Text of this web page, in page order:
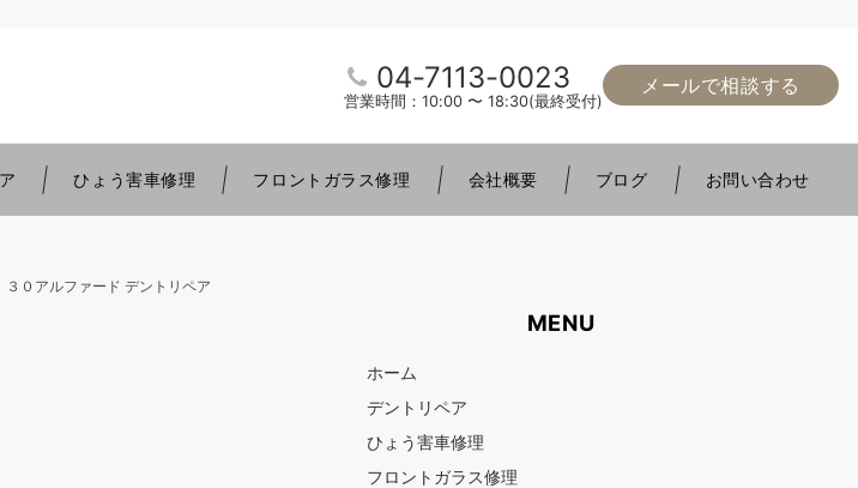
04-7113-0023
営業時間：10:00 〜 18:30(最終受付)
メールで相談する
ひょう害車修理 フロントガラス修理 会社概要 ブログ お問い合わせ
３０アルファード デントリペア
MENU
ホーム
デントリペア
ひょう害車修理
フロントガラス修理